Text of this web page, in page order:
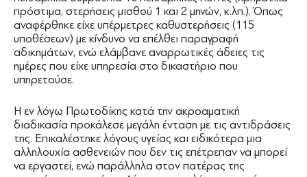
πρόστιμα, στερήσεις μισθού 1 και 2 μηνών, κ.λπ.). Όπως
αναφέρθηκε είχε υπέρμετρες καθυστερήσεις (115
υποθέσεων) με κίνδυνο να επέλθει παραγραφή
αδικημάτων, ενώ ελάμβανε αναρρωτικές άδειες τις
ημέρες που είχε υπηρεσία στο δικαστήριο που
υπηρετούσε.
Η εν λόγω Πρωτοδίκης κατά την ακροαματική
διαδικασία προκάλεσε μεγάλη ένταση με τις αντιδράσεις
της. Επικαλέστηκε λόγους υγείας και ειδικότερα μια
αλληλουχία ασθενειών που δεν τις επέτρεπαν να μπορεί
να εργαστεί, ενώ παράλληλα στον πατέρας της